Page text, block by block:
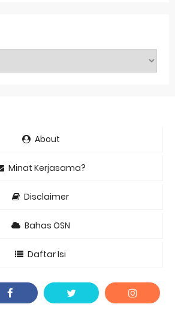
About
Minat Kerjasama?
Disclaimer
Bahas OSN
Daftar Isi